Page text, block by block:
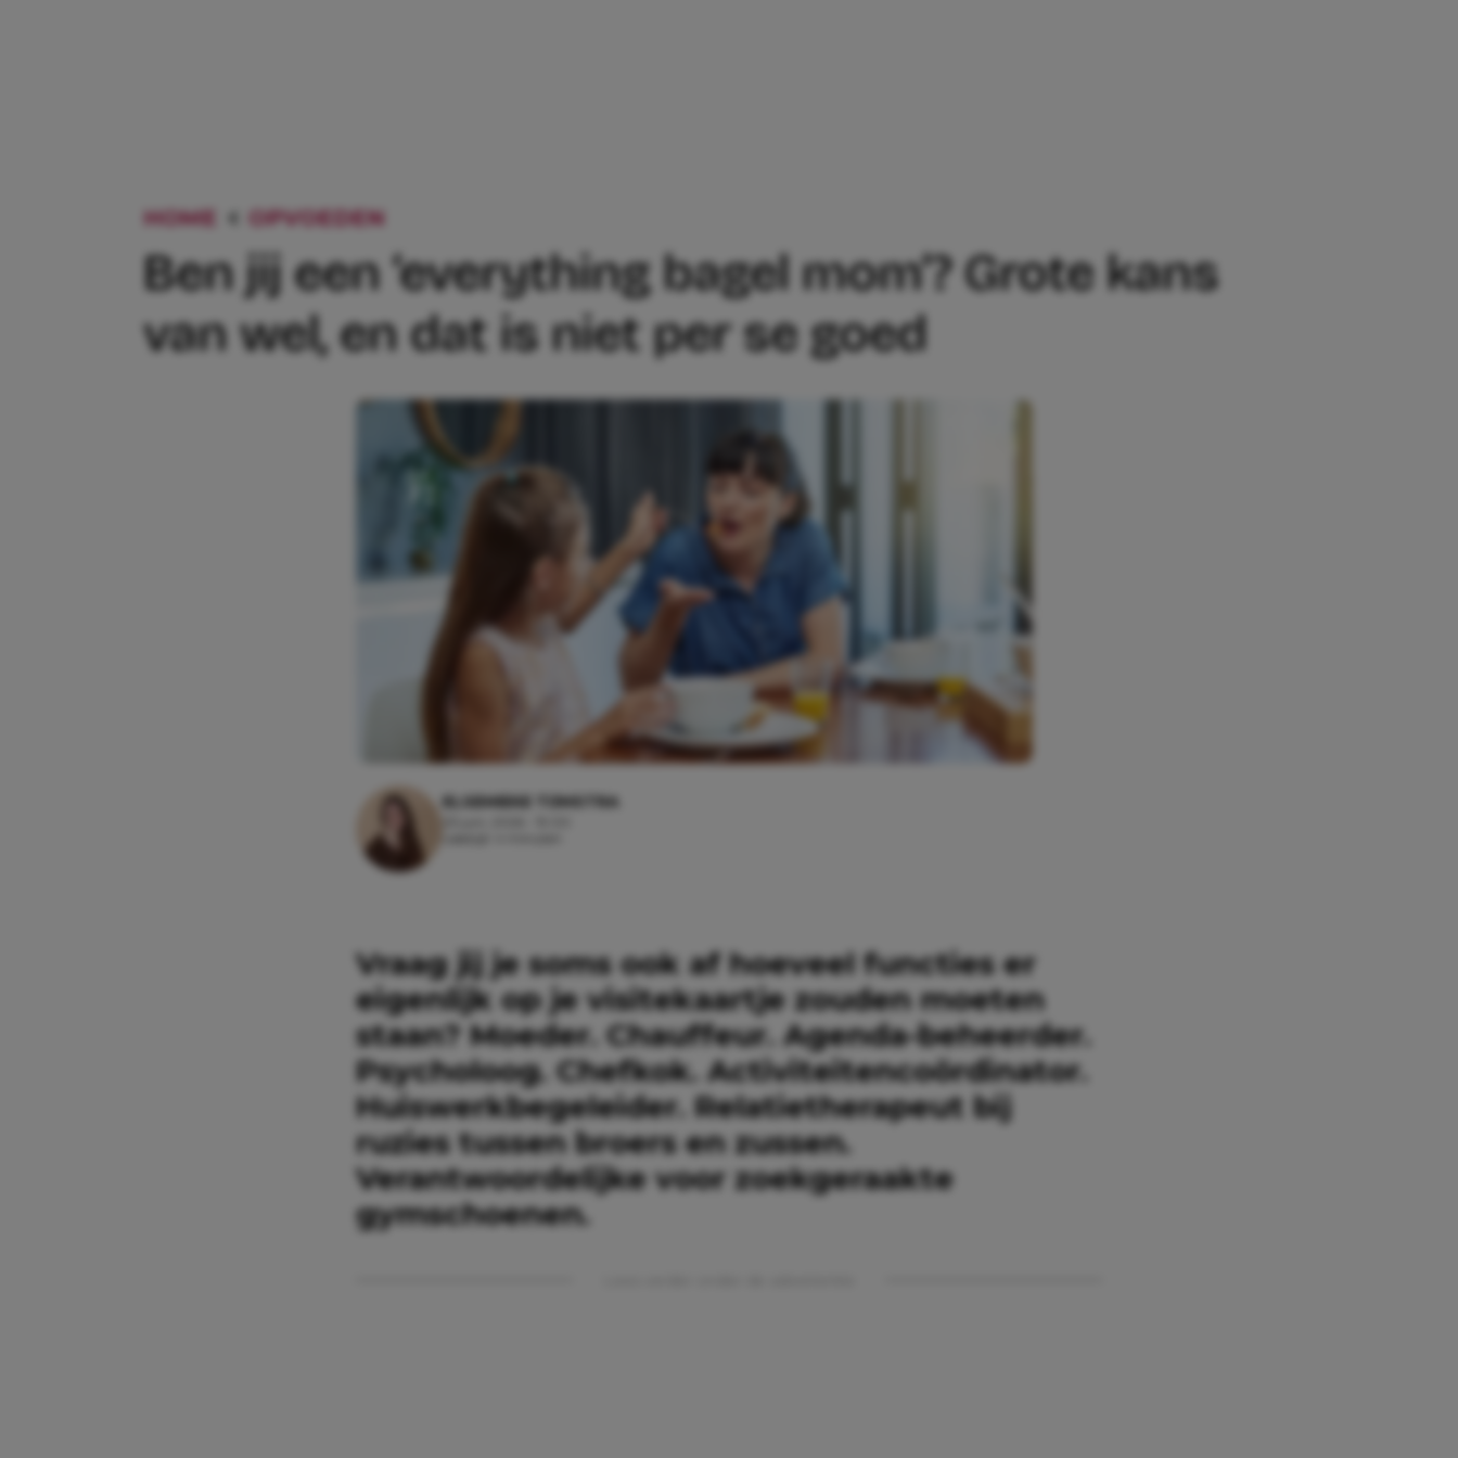
HOME OPVOEDEN
Ben jij een ‘everything bagel mom’? Grote kans
van wel, en dat is niet per se goed
ELSEMIEKE TIJMSTRA
Vraag jij je soms ook af hoeveel functies er
eigenlijk op je visitekaartje zouden moeten
staan? Moeder. Chauffeur. Agenda-beheerder.
Psycholoog. Chefkok. Activiteitencoördinator.
Huiswerkbegeleider. Relatietherapeut bij
ruzies tussen broers en zussen.
Verantwoordelijke voor zoekgeraakte
gymschoenen.